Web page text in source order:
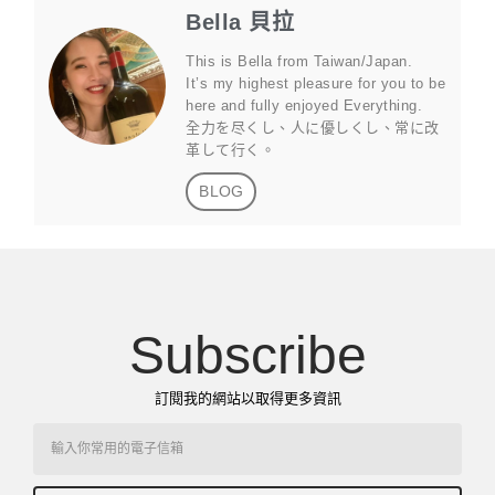
Bella 貝拉
This is Bella from Taiwan/Japan.
It’s my highest pleasure for you to be
here and fully enjoyed Everything.
全力を尽くし、人に優しくし、常に改
革して行く。
BLOG
Subscribe
訂閱我的網站以取得更多資訊